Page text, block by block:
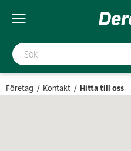
Företag Kontakt Hitta till oss